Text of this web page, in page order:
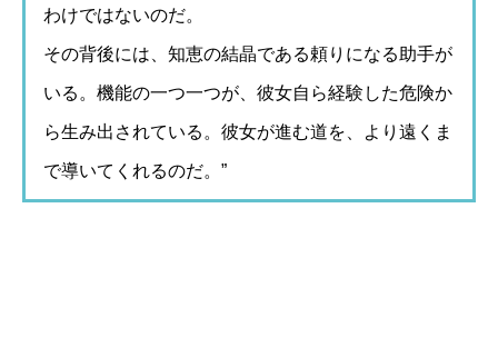
わけではないのだ。
その背後には、知恵の結晶である頼りになる助手が
いる。機能の一つ一つが、彼女自ら経験した危険か
ら生み出されている。彼女が進む道を、より遠くま
で導いてくれるのだ。”